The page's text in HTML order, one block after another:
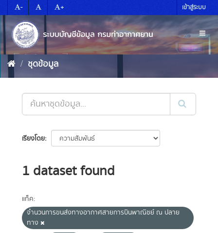
to
content
- + เข้าสู่ระบบ
ชุดข้อมูล
เรียงโดย
1 dataset found
แท็ค:
จำนวนการขนส่งทางอากาศสายการบินพาณิชย์ ณ ปลาย
ทาง